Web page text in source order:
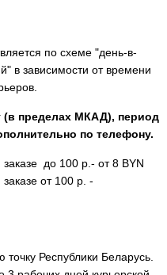
по схеме "день-в-
в зависимости от времени
(в пределах МКАД), период
по телефону.
до 100 р.- от 8 BYN
от 100 р. -
Республики Беларусь.